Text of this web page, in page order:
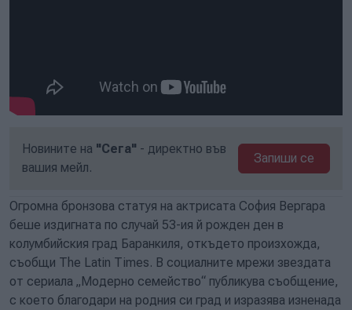
Новините на "Сега" - директно във
вашия мейл.
Запиши се
Огромна бронзова статуя на актрисата София Вергара
беше издигната по случай 53-ия й рожден ден в
колумбийския град Баранкиля, откъдето произхожда,
съобщи The Latin Times. В социалните мрежи звездата
от сериала „Модерно семейство“ публикува съобщение,
с което благодари на родния си град и изразява изненада